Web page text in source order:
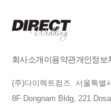
회사소개이용약관개인정보
(주)다이렉트컴즈 서울특별
8F Dongnam Bldg, 221